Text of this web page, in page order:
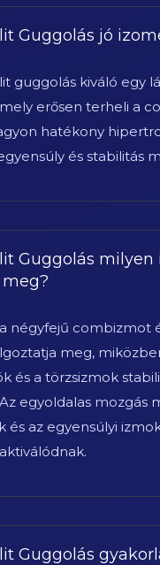
Guggolás jó
guggolás kiváló egy
erősen terheli a
hatékony
és stabilitás
Guggolás
négyfejű combizmot
meg,
és a törzsizmok
egyoldalas mozgás
és az egyensúlyi
Guggolás